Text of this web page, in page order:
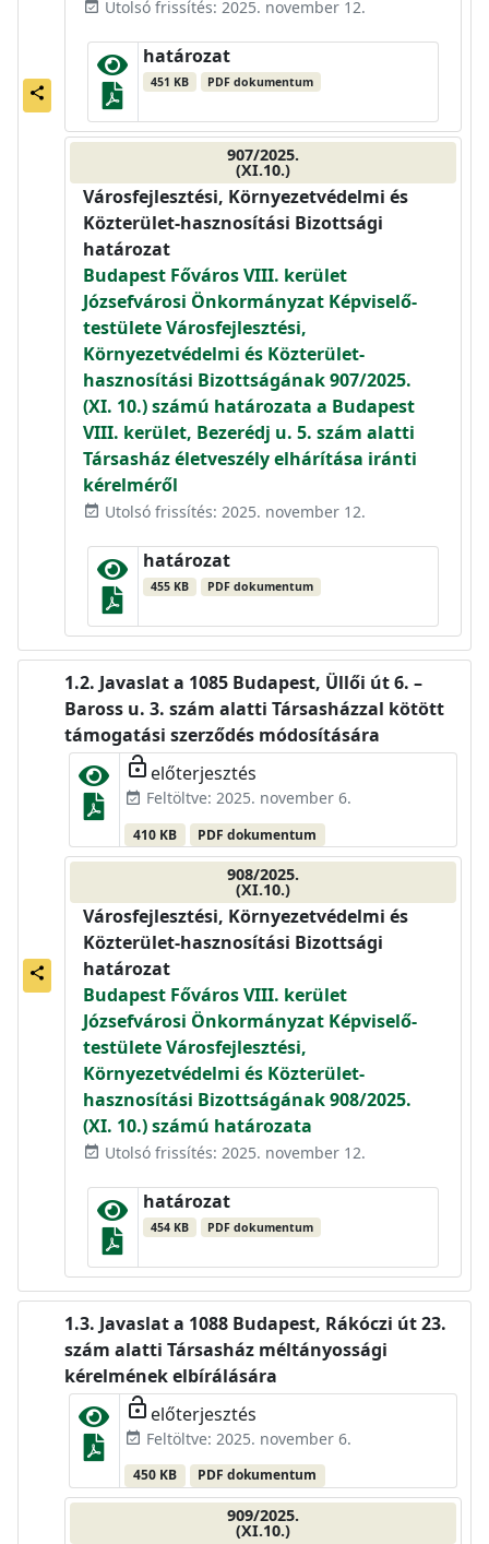
share
event_available Utolsó frissítés: 2025. november 12.
határozat
451 KB PDF dokumentum
907/2025.
(XI.10.)
Városfejlesztési, Környezetvédelmi és
Közterület-hasznosítási Bizottsági
határozat
Budapest Főváros VIII. kerület
Józsefvárosi Önkormányzat Képviselő-
testülete Városfejlesztési,
Környezetvédelmi és Közterület-
hasznosítási Bizottságának 907/2025.
(XI. 10.) számú határozata a Budapest
VIII. kerület, Bezerédj u. 5. szám alatti
Társasház életveszély elhárítása iránti
kérelméről
event_available Utolsó frissítés: 2025. november 12.
határozat
455 KB PDF dokumentum
share
Javaslat a 1085 Budapest, Üllői út 6. –
Baross u. 3. szám alatti Társasházzal kötött
támogatási szerződés módosítására
lock_open előterjesztés
event_available Feltöltve: 2025. november 6.
410 KB PDF dokumentum
908/2025.
(XI.10.)
Városfejlesztési, Környezetvédelmi és
Közterület-hasznosítási Bizottsági
határozat
Budapest Főváros VIII. kerület
Józsefvárosi Önkormányzat Képviselő-
testülete Városfejlesztési,
Környezetvédelmi és Közterület-
hasznosítási Bizottságának 908/2025.
(XI. 10.) számú határozata
event_available Utolsó frissítés: 2025. november 12.
határozat
454 KB PDF dokumentum
Javaslat a 1088 Budapest, Rákóczi út 23.
szám alatti Társasház méltányossági
kérelmének elbírálására
lock_open előterjesztés
event_available Feltöltve: 2025. november 6.
450 KB PDF dokumentum
909/2025.
(XI.10.)